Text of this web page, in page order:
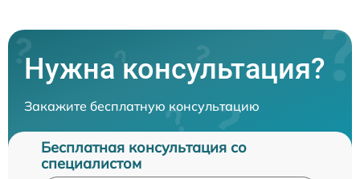
Нужна консультация?
Закажите бесплатную консультацию
Бесплатная консультация со
специалистом